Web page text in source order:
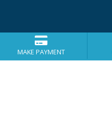
MAKE PAYMENT